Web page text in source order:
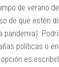
de verano
de que estén
pandemia).
políticas o
es